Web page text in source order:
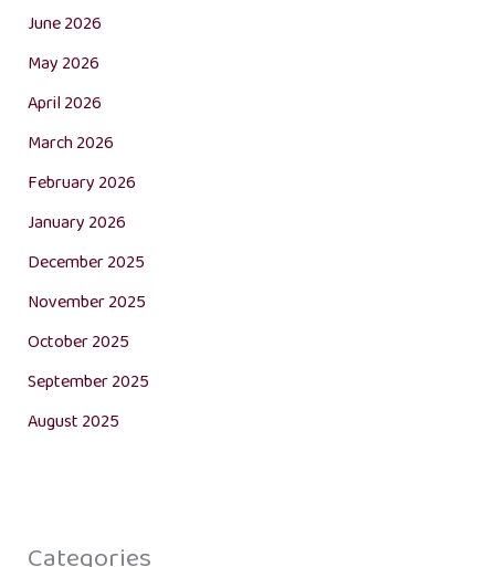
June 2026
May 2026
April 2026
March 2026
February 2026
January 2026
December 2025
November 2025
October 2025
September 2025
August 2025